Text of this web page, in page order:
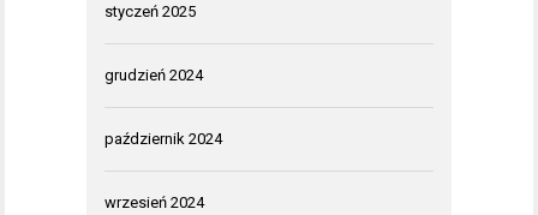
styczeń 2025
grudzień 2024
październik 2024
wrzesień 2024